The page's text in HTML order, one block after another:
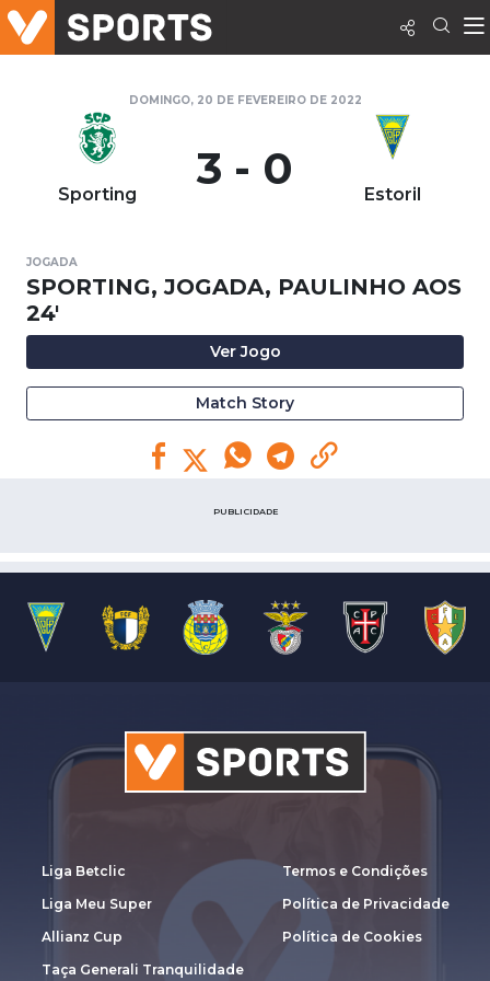
DOMINGO, 20 DE FEVEREIRO DE 2022
Sporting 3 - 0 Estoril
JOGADA
SPORTING, JOGADA, PAULINHO AOS
24'
Ver Jogo
Match Story
PUBLICIDADE
Liga Betclic
Liga Meu Super
Allianz Cup
Taça Generali Tranquilidade
Termos e Condições
Política de Privacidade
Política de Cookies